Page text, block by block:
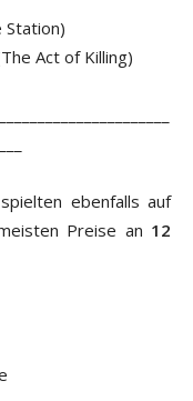
Station)
Act of Killing)
spielten ebenfalls auf
Preise an 12